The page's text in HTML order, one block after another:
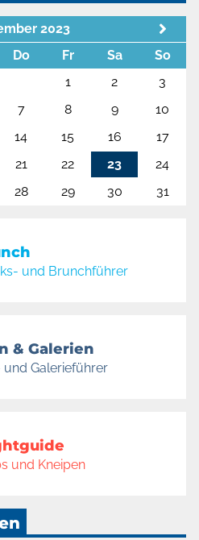
2023
Do Fr Sa
So
1
2
3
7 8 9
10
14 15 16
17
21 22 23
24
28 29 30 31
und Brunchführer
& Galerien
und Galerieführer
und Kneipen